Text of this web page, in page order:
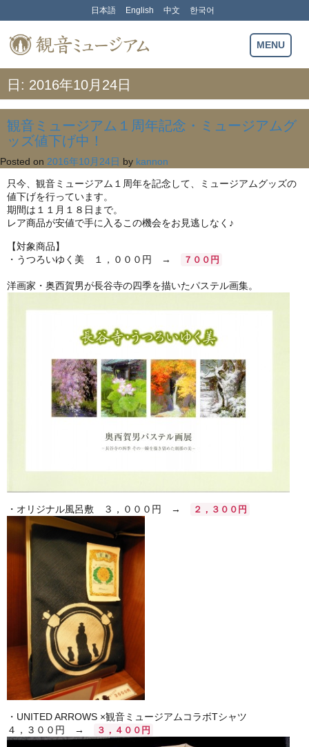
to
content
日本語 English 中文 한국어
MENU
日: 2016年10月24日
観音ミュージアム１周年記念・ミュージアムグ
ッズ値下げ中！
Posted on 2016年10月24日 by kannon
只今、観音ミュージアム１周年を記念して、ミュージアムグッズの
値下げを行っています。
期間は１１月１８日まで。
レア商品が安値で手に入るこの機会をお見逃しなく♪
【対象商品】
・うつろいゆく美 １，０００円 →
７００円
洋画家・奥西賀男が長谷寺の四季を描いたパステル画集。
・オリジナル風呂敷 ３，０００円 → ２，３００円
・UNITED ARROWS ×観音ミュージアムコラボTシャツ
４，３００円 →
３，４００円